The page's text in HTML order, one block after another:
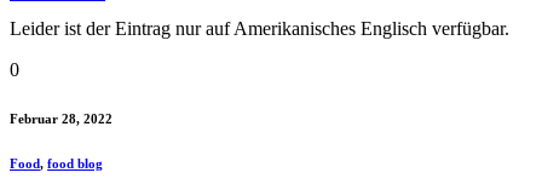
Leider ist der Eintrag nur auf Amerikanisches Englisch verfügbar.
0
Februar 28, 2022
Food, food blog